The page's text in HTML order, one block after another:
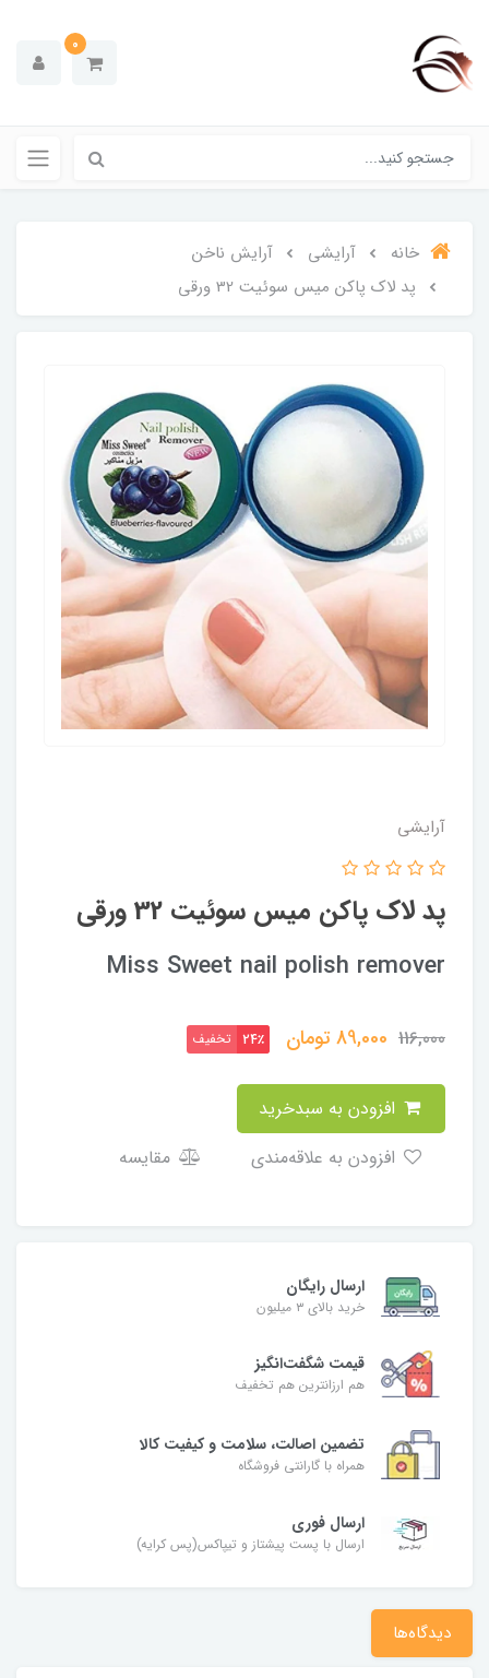
0
خانه آرایشی
آرایش ناخن
پد لاک پاکن میس سوئیت 32 ورقی
آرایشی
پد لاک پاکن میس سوئیت 32 ورقی
Miss Sweet nail polish remover
116,000
89,000تومان 24٪ تخفیف
مقایسه
ارسال رایگان
خرید بالای ۳ میلیون
قیمت شگفت‌انگیز
هم ارزانترین هم تخفیف
تضمین اصالت، سلامت و کیفیت کالا
همراه با گارانتی فروشگاه
ارسال فوری
ارسال با پست پیشتاز و تیپاکس(پس کرایه)
دیدگاه‌ها